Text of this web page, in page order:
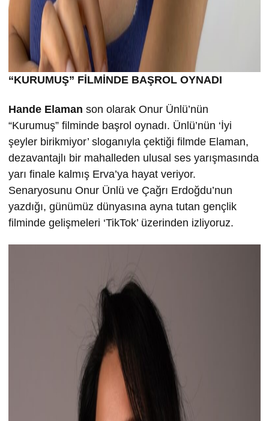
“KURUMUŞ” FİLMİNDE BAŞROL OYNADI
Hande Elaman son olarak Onur Ünlü’nün
“Kurumuş” filminde başrol oynadı. Ünlü’nün ‘İyi
şeyler birikmiyor’ sloganıyla çektiği filmde Elaman,
dezavantajlı bir mahalleden ulusal ses yarışmasında
yarı finale kalmış Erva’ya hayat veriyor.
Senaryosunu Onur Ünlü ve Çağrı Erdoğdu’nun
yazdığı, günümüz dünyasına ayna tutan gençlik
filminde gelişmeleri ‘TikTok’ üzerinden izliyoruz.